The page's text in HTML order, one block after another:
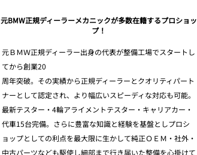
元BMW正規ディーラーメカニックが多数在籍するプロショッ
プ！
元ＢＭＷ正規ディーラー出身の代表が整備工場でスタートし
てから創業20
周年突破。その実績から正規ディーラーとクオリティパート
ナーとして認定され、より幅広いスピーディな対応も可能。
最新テスター・4輪アライメントテスター・キャリアカー・
代車15台完備。さらに豊富な知識と経験を基盤としプロシ
ョップとしての利点を最大限に生かして純正ＯＥＭ・社外・
中古パーツなども駆使し細部まで行き届いた整備を心掛けて